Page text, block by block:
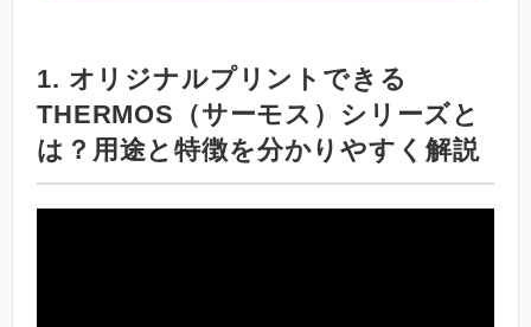
1. オリジナルプリントできる
THERMOS（サーモス）シリーズと
は？用途と特徴を分かりやすく解説